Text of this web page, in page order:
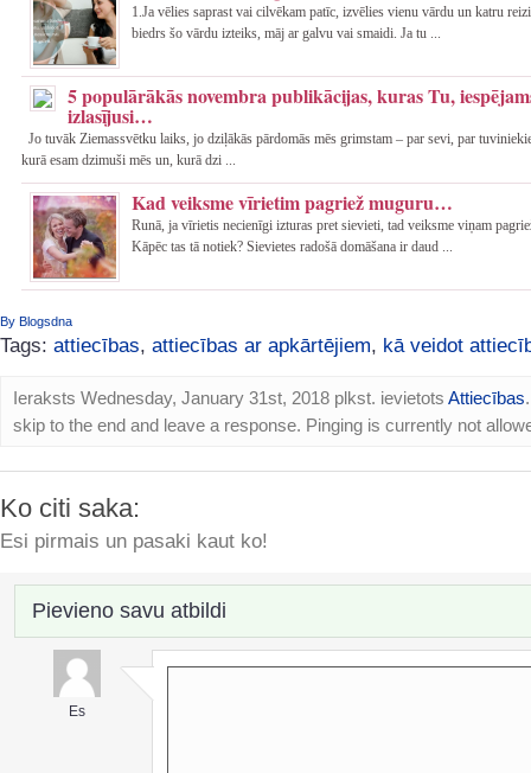
1.Ja vēlies saprast vai cilvēkam patīc, izvēlies vienu vārdu un katru
biedrs šo vārdu izteiks, māj ar galvu vai smaidi. Ja tu ...
5 populārākās novembra publikācijas, kuras Tu,
izlasījusi…
Jo tuvāk Ziemassvētku laiks, jo dziļākās pārdomās mēs grimstam – par sevi, par
kurā esam dzimuši mēs un, kurā dzi ...
Kad veiksme vīrietim pagriež muguru…
Runā, ja vīrietis necienīgi izturas pret sievieti, tad veiksme viņam
Kāpēc tas tā notiek? Sievietes radošā domāšana ir daud ...
By Blogsdna
Tags: attiecības, attiecības ar apkārtējiem, kā veidot
Ieraksts Wednesday, January 31st, 2018 plkst. ievietots Attiecības
skip to the end and leave a response. Pinging is currently not
Ko citi saka:
Esi pirmais un pasaki kaut ko!
Pievieno savu atbildi
Es